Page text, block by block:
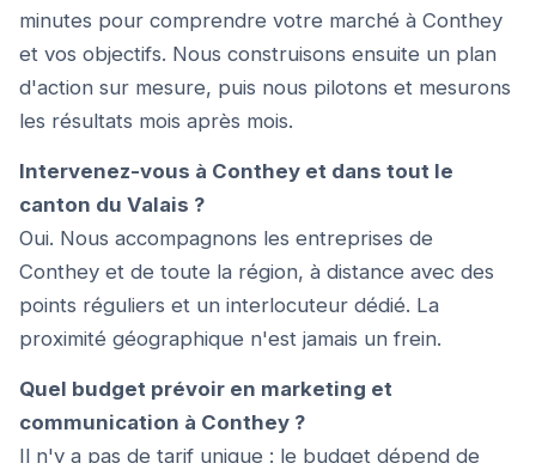
minutes pour comprendre votre marché à Conthey
et vos objectifs. Nous construisons ensuite un plan
d'action sur mesure, puis nous pilotons et mesurons
les résultats mois après mois.
Intervenez-vous à Conthey et dans tout le
canton du Valais ?
Oui. Nous accompagnons les entreprises de
Conthey et de toute la région, à distance avec des
points réguliers et un interlocuteur dédié. La
proximité géographique n'est jamais un frein.
Quel budget prévoir en marketing et
communication à Conthey ?
Il n'y a pas de tarif unique : le budget dépend de